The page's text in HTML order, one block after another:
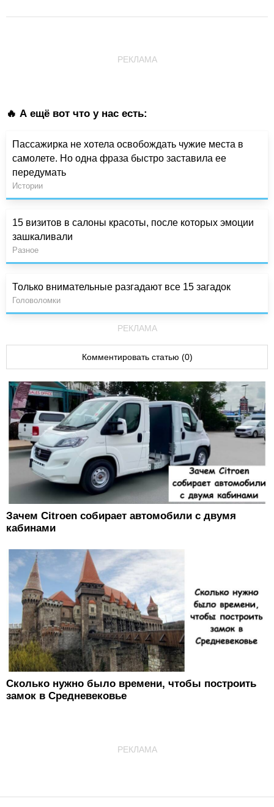
РЕКЛАМА
🔥 А ещё вот что у нас есть:
Пассажирка не хотела освобождать чужие места в
самолете. Но одна фраза быстро заставила ее
передумать
Истории
15 визитов в салоны красоты, после которых эмоции
зашкаливали
Разное
Только внимательные разгадают все 15 загадок
Головоломки
РЕКЛАМА
Комментировать статью (0)
Зачем Citroen собирает автомобили с двумя
кабинами
Сколько нужно было времени, чтобы построить
замок в Средневековье
РЕКЛАМА